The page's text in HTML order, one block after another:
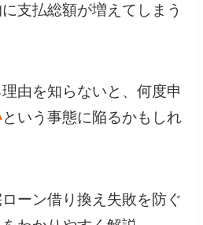
支払総額が増えてしまう
由を知らないと、何度申
という事態に陥るかもしれ
ーン借り換え失敗を防ぐ